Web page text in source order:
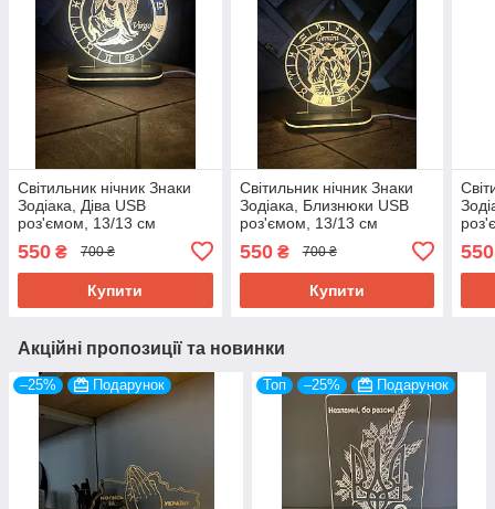
Світильник нічник Знаки
Зодіака, Діва USB
роз'ємом, 13/13 см
550 ₴ 700 ₴
Купити
Світильник нічник Знаки
Зодіака, Близнюки USB
роз'ємом, 13/13 см
550₴ 700 ₴
Купити
550
Акційні пропозиції та новинки
–25% Подарунок Топ –25% Подарунок